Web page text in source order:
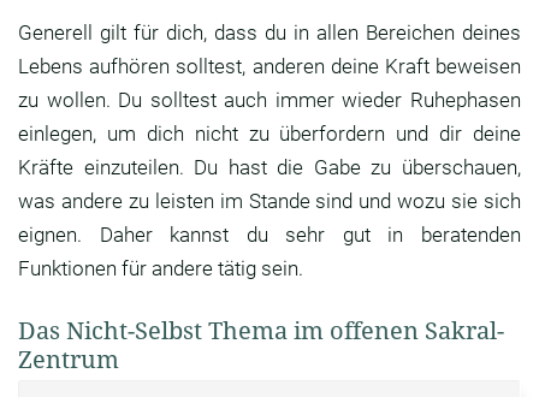
Generell gilt für dich, dass du in allen Bereichen deines
Lebens aufhören solltest, anderen deine Kraft beweisen
zu wollen. Du solltest auch immer wieder Ruhephasen
einlegen, um dich nicht zu überfordern und dir deine
Kräfte einzuteilen. Du hast die Gabe zu überschauen,
was andere zu leisten im Stande sind und wozu sie sich
eignen. Daher kannst du sehr gut in beratenden
Funktionen für andere tätig sein.
Das Nicht-Selbst Thema im offenen Sakral-
Zentrum